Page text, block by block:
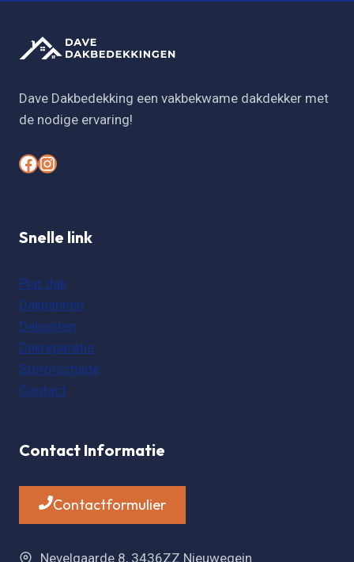
Dave Dakbedekking een vakbekwame dakdekker met
de nodige ervaring!
# #
Snelle link
Plat dak
Dakpannen
Dakgoten
Dakreparatie
Stormschade
Contact
Contact Informatie
Contactformulier
Nevelgaarde 8, 3436ZZ Nieuwegein